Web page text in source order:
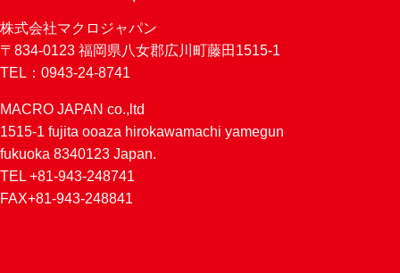
株式会社マクロジャパン
〒834-0123 福岡県八女郡広川町藤田1515-1
TEL：0943-24-8741
MACRO JAPAN co.,ltd
1515-1 fujita ooaza hirokawamachi yamegun
fukuoka 8340123 Japan.
TEL +81-943-248741
FAX+81-943-248841